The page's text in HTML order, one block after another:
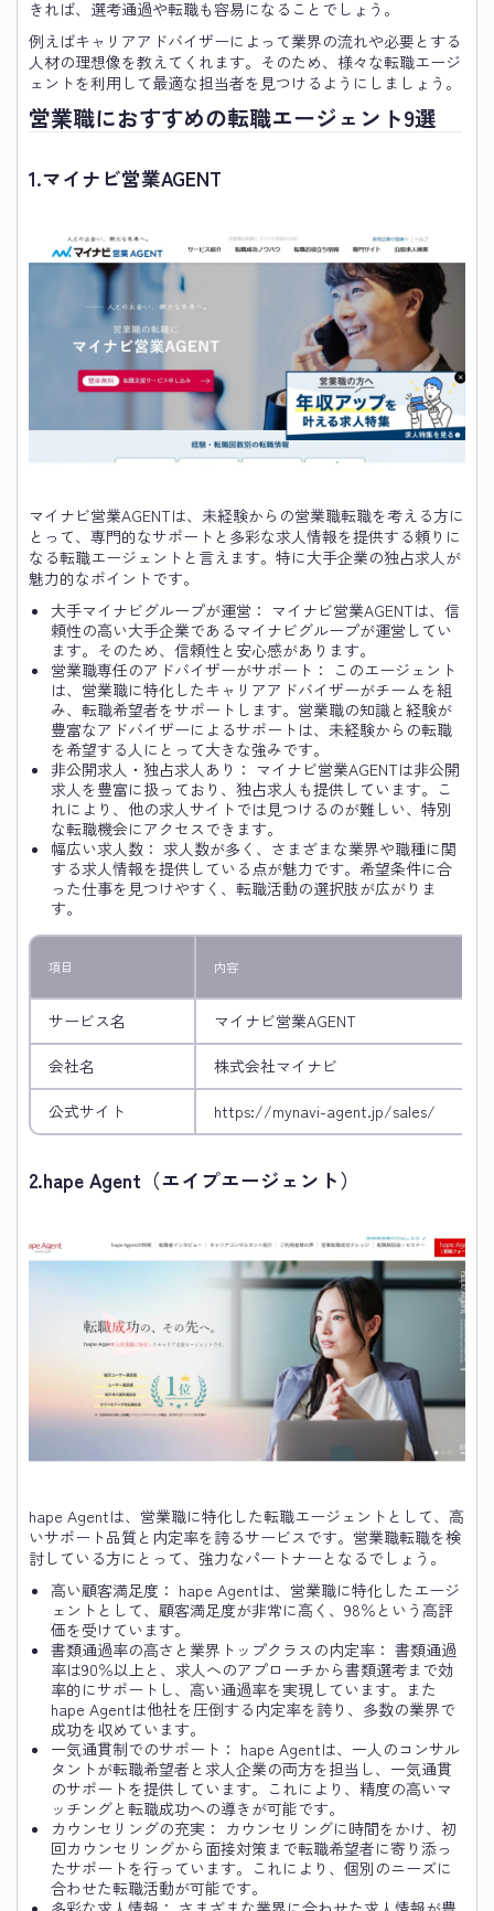
きれば、選考通過や転職も容易になることでしょう。
例えばキャリアアドバイザーによって業界の流れや必要とする
人材の理想像を教えてくれます。そのため、様々な転職エージ
ェントを利用して最適な担当者を見つけるようにしましょう。
営業職におすすめの転職エージェント9選
1.マイナビ営業AGENT
マイナビ営業AGENTは、未経験からの営業職転職を考える方に
とって、専門的なサポートと多彩な求人情報を提供する頼りに
なる転職エージェントと言えます。特に大手企業の独占求人が
魅力的なポイントです。
大手マイナビグループが運営： マイナビ営業AGENTは、信
頼性の高い大手企業であるマイナビグループが運営してい
ます。そのため、信頼性と安心感があります。
営業職専任のアドバイザーがサポート： このエージェント
は、営業職に特化したキャリアアドバイザーがチームを組
み、転職希望者をサポートします。営業職の知識と経験が
豊富なアドバイザーによるサポートは、未経験からの転職
を希望する人にとって大きな強みです。
非公開求人・独占求人あり： マイナビ営業AGENTは非公開
求人を豊富に扱っており、独占求人も提供しています。こ
れにより、他の求人サイトでは見つけるのが難しい、特別
な転職機会にアクセスできます。
幅広い求人数： 求人数が多く、さまざまな業界や職種に関
する求人情報を提供している点が魅力です。希望条件に合
った仕事を見つけやすく、転職活動の選択肢が広がりま
す。
項目 内容
サービス名 マイナビ営業AGENT
会社名 株式会社マイナビ
公式サイト https://mynavi-agent.jp/sales/
2.hape Agent（エイプエージェント）
hape Agentは、営業職に特化した転職エージェントとして、高
いサポート品質と内定率を誇るサービスです。営業職転職を検
討している方にとって、強力なパートナーとなるでしょう。
高い顧客満足度： hape Agentは、営業職に特化したエージ
ェントとして、顧客満足度が非常に高く、98％という高評
価を受けています。
書類通過率の高さと業界トップクラスの内定率： 書類通過
率は90％以上と、求人へのアプローチから書類選考まで効
率的にサポートし、高い通過率を実現しています。また
hape Agentは他社を圧倒する内定率を誇り、多数の業界で
成功を収めています。
一気通貫制でのサポート： hape Agentは、一人のコンサル
タントが転職希望者と求人企業の両方を担当し、一気通貫
のサポートを提供しています。これにより、精度の高いマ
ッチングと転職成功への導きが可能です。
カウンセリングの充実： カウンセリングに時間をかけ、初
回カウンセリングから面接対策まで転職希望者に寄り添っ
たサポートを行っています。これにより、個別のニーズに
合わせた転職活動が可能です。